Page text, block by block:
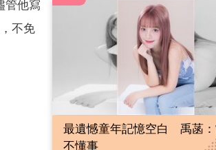
管他寫
不免
最遺憾童年記憶空白 禹菡
不懂事